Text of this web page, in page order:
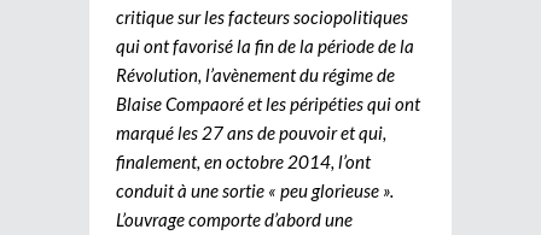
critique sur les facteurs sociopolitiques
qui ont favorisé la fin de la période de la
Révolution, l’avènement du régime de
Blaise Compaoré et les péripéties qui ont
marqué les 27 ans de pouvoir et qui,
finalement, en octobre 2014, l’ont
conduit à une sortie « peu glorieuse ».
L’ouvrage comporte d’abord une